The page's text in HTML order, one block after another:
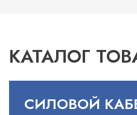
КАТАЛОГ
СИЛОВОЙ